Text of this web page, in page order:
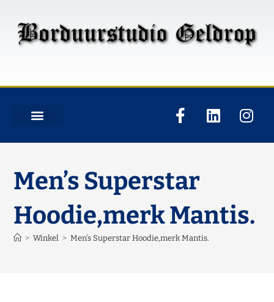
Men’s Superstar
Hoodie,merk Mantis.
> Winkel > Men’s Superstar Hoodie,merk Mantis.